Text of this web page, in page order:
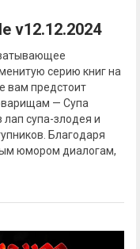
v12.12.2024
серию книг на
вам предстоит
— Супа
супа-злодея и
Благодаря
юмором диалогам,